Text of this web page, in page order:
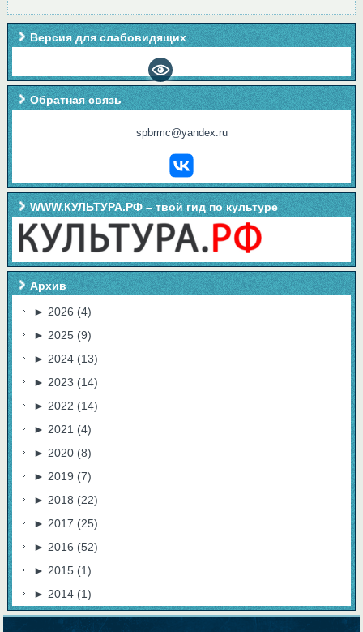
Версия для слабовидящих
Обратная связь
spbrmc@yandex.ru
WWW.КУЛЬТУРА.РФ – твой гид по культуре
Архив
► 2026 (4)
► 2025 (9)
► 2024 (13)
► 2023 (14)
► 2022 (14)
► 2021 (4)
► 2020 (8)
► 2019 (7)
► 2018 (22)
► 2017 (25)
► 2016 (52)
► 2015 (1)
► 2014 (1)